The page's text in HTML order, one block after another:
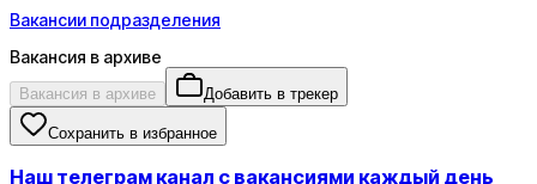
Вакансии подразделения
Вакансия в архиве
Вакансия в архиве Добавить в трекер
Сохранить в избранное
Наш телеграм канал с вакансиями каждый день